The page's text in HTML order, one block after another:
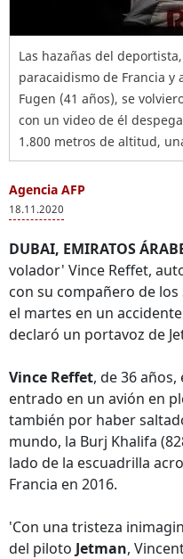
Las hazañas del
paracaidismo de Francia y
Fugen (41 años), se
con un video de él
1.800 metros de altitud,
Agencia AFP
18.11.2020
DUBAI, EMIRATOS
volador' Vince Reffet,
con su compañero de los
el martes en un
declaró un portavoz de
Vince Reffet, de 36
entrado en un avión en
también por haber
mundo, la Burj Khalifa
lado de la escuadrilla
Francia en 2016.
'Con una tristeza
del piloto Jetman,